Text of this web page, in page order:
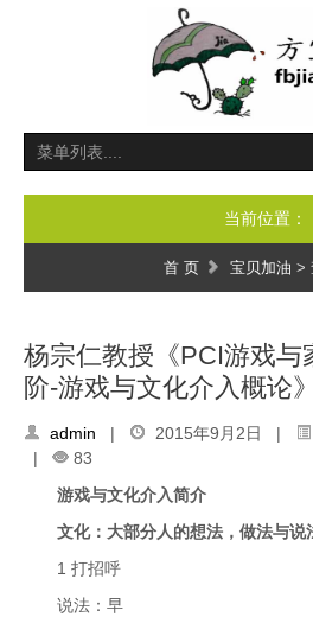
当前位置：
首 页 宝贝加油 >
杨宗仁教授《PCI游戏与
阶-游戏与文化介入概论
admin | 2015年9月2日 |
|
83
游戏与文化介入简介
文化：大部分人的想法，做法与说
1 打招呼
说法：早